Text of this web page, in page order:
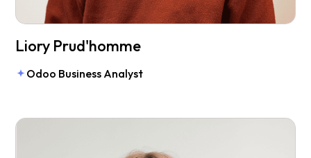
Liory Prud'homme
Odoo Business Analyst